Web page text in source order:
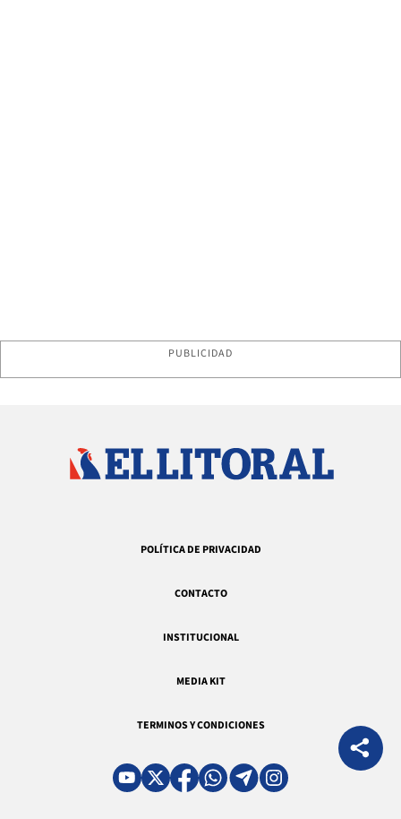
PUBLICIDAD
POLÍTICA DE PRIVACIDAD
CONTACTO
INSTITUCIONAL
MEDIA KIT
TERMINOS Y CONDICIONES